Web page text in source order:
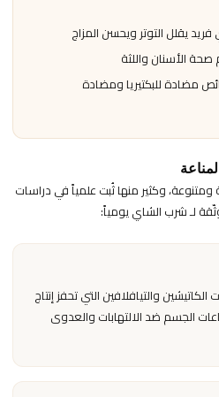
يقلل التوتر ويحسن المزاج
صحة الأسنان واللثة
مضادة للبكتيريا ومضادة
وكثير منها ثُبت علمياً في دراسات
والتيافلافين التي تحفز إنتاج
الجسم ضد الالتهابات والعدوى